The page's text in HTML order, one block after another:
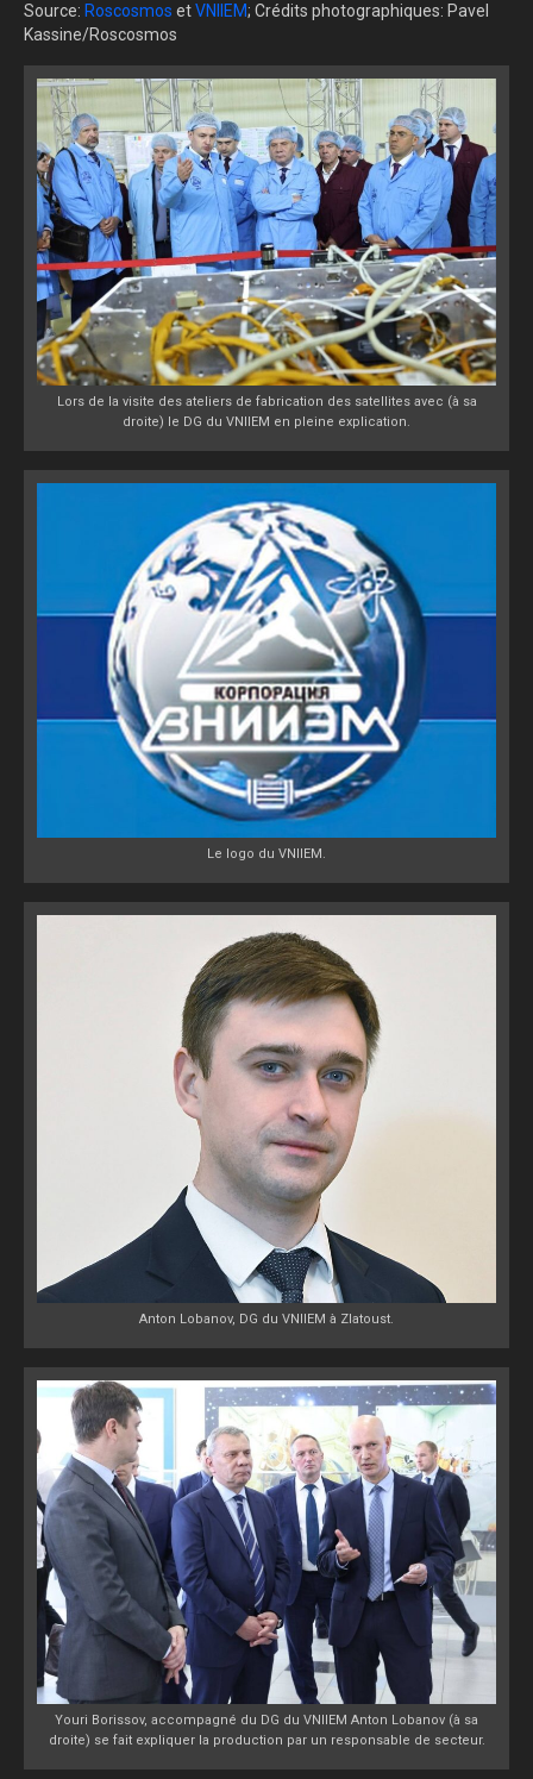
Source: Roscosmos etVNIIEM; Crédits photographiques: Pavel
Kassine/Roscosmos
Lors de la visite des ateliers de fabrication des satellites avec (à sa
droite) le DG du VNIIEM en pleine explication.
Le logo du VNIIEM.
Anton Lobanov, DG du VNIIEM à Zlatoust.
Youri Borissov, accompagné du DG du VNIIEM Anton Lobanov (à sa
droite) se fait expliquer la production par un responsable de secteur.